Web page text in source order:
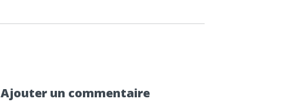
Ajouter un commentaire